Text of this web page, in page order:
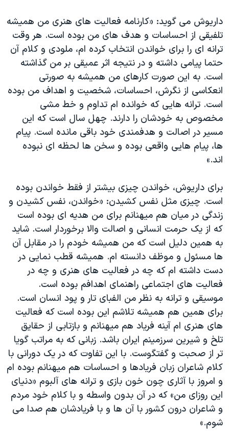
داریوش می گوید: «کارنامه فعالیت های هنری من همیشه
تلفیقی از احساسات و هدف های من بوده است. هر وقت
ترانه ای را برای خواندن انتخاب کرده ام، ملودی و کلام آن
حتما پیامی داشته و در نتیجه اثر عمیقی بر من گذاشته
است. به این صورت کارهای من همیشه به صورتی
انعکاسی از نگرش، احساسات، شخصیت و اهداف من بوده
است. ترانه هایی که خوانده ام تداوم و خط مشی
مخصوص به خودشان را دارند. چهل سال است که این
مسیر در اصالت و هدفمندی خود باقی مانده است. پیام
ها، پیام هایی واقعی بوده و سخن ها لحظه ای نبوده
اند.»
برای داریوش، خواندن چیزی بیشتر از فقط خواندن بوده
است. چیزی مثل نفس کشیدن: «خواندن، نفس کشیدن و
زندگی در میان هم میهنانم برای من هدیه ای بوده است
که از یک حرمت انسانی و اصالت والا برخوردار است. شاید
به همین دلیل است که من همیشه خودم را در مقابل آن
ها مسئول و موظف دانسته ام. همیشه قطب نمایی در
دست داشته ام که چه در فعالیت های هنری و چه در
فعالیت های اجتماعی راهنمای اهدافم بوده است.
موسیقی و ترانه به نظر من الفبای تار و پود انسان است.
برای همین هم همیشه تلاشم این بوده است که فعالیت
های هنری ام آینه فریاد هم میهنانم و بازتابی از حقایق
تلخ و شیرین سرزمینم ایران باشد. زبانی که به مراتب گویا
تر از صحبت و گفتگوست. با این تفاوت که در یک دورانی با
کلام شاعران زبان فریادها و احساسات هم میهنانم بوده ام
و امروز با آثاری چون خون بازی و ترانه های آلبوم «دنیای
این روزای من» که در آن بدون واسطه و با کلام خود مردم
و شاعران درون کشور با آن ها و با فریادشان هم صدا می
شوم.»